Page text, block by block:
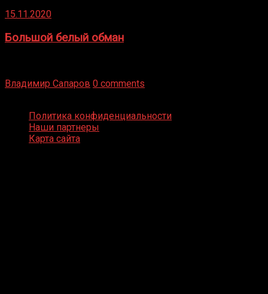
15.11.2020
Большой белый обман
Владимир Сапаров 0 comments
Политика конфиденциальности
Наши партнеры
Карта сайта